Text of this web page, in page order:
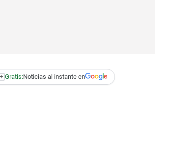
+ Gratis:Noticias al instante en